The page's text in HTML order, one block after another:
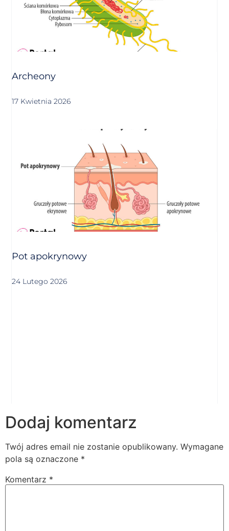
Archeony
17 Kwietnia 2026
Pot apokrynowy
24 Lutego 2026
Dodaj komentarz
Twój adres email nie zostanie opublikowany. Wymagane
pola są oznaczone *
Komentarz *